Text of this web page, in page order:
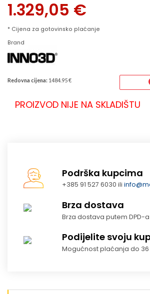
1.329,05 €
* Cijena za gotovinsko plaćanje
Brand
Redovna cijena: 1484.95 €
PROIZVOD NIJE NA SKLADIŠTU
Podrška kupcima
+385 91 527 6030 ili
Brza dostava
Brza dostava putem DPD-
Podijelite svoju
Mogućnost plaćanja do